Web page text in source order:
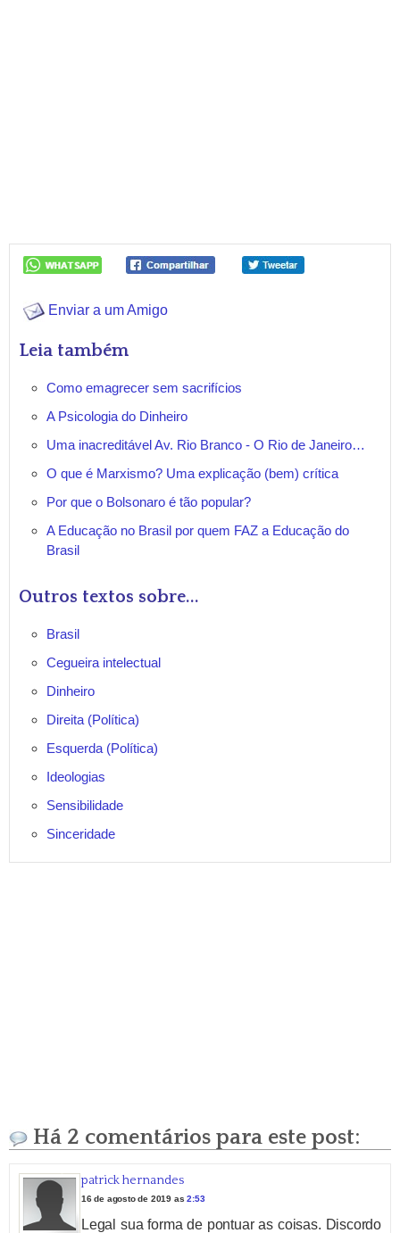
Enviar a um Amigo
Leia também
Como emagrecer sem sacrifícios
A Psicologia do Dinheiro
Uma inacreditável Av. Rio Branco - O Rio de Janeiro…
O que é Marxismo? Uma explicação (bem) crítica
Por que o Bolsonaro é tão popular?
A Educação no Brasil por quem FAZ a Educação do
Brasil
Outros textos sobre...
Brasil
Cegueira intelectual
Dinheiro
Direita (Política)
Esquerda (Política)
Ideologias
Sensibilidade
Sinceridade
Há 2 comentários para este post:
patrick hernandes
16 de agosto de 2019 as2:53
Legal sua forma de pontuar as coisas. Discordo